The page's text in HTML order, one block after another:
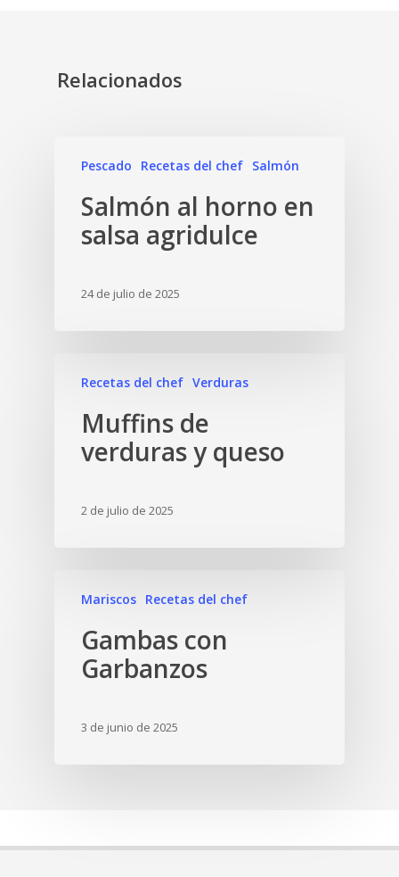
Relacionados
Pescado Recetas del chef Salmón
Salmón al horno en
salsa agridulce
24 de julio de 2025
Recetas del chef Verduras
Muffins de
verduras y queso
2 de julio de 2025
Mariscos Recetas del chef
Gambas con
Garbanzos
3 de junio de 2025